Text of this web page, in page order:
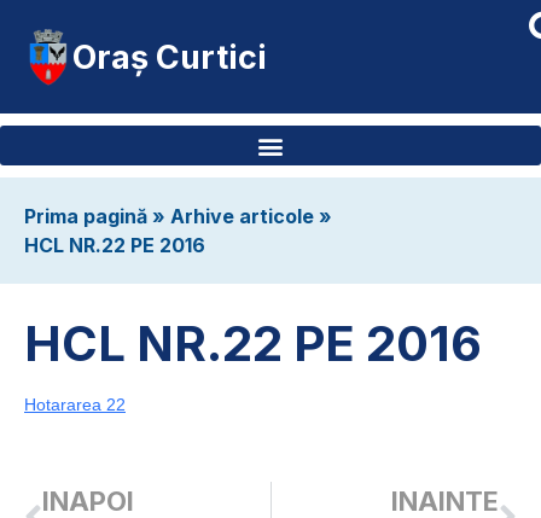
Oraș Curtici
Prima pagină » Arhive articole »
HCL NR.22 PE 2016
HCL NR.22 PE 2016
Hotararea 22
INAPOI INAINTE